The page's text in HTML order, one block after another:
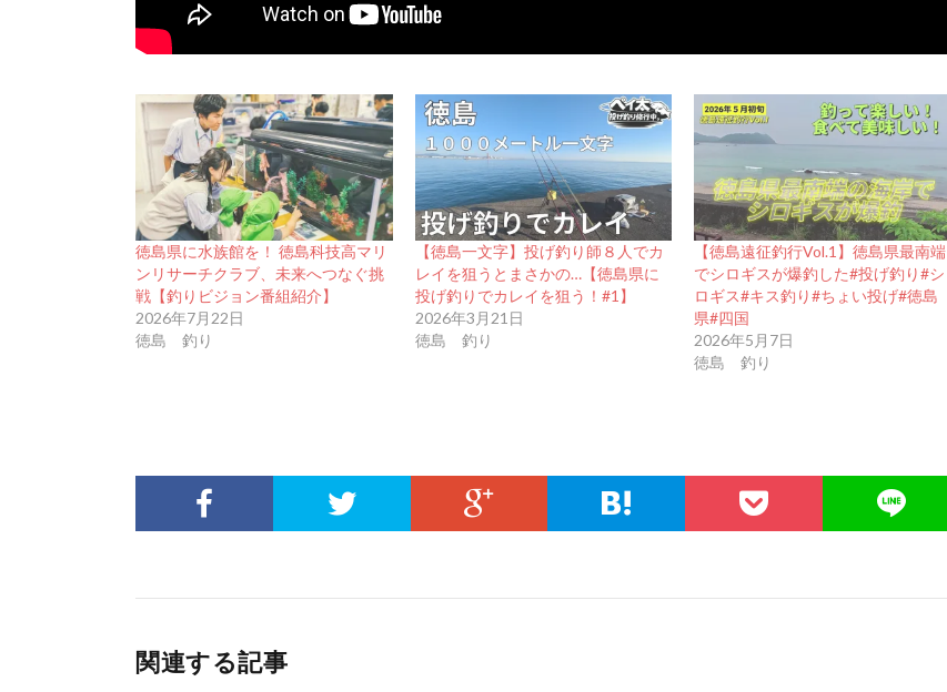
徳島県に水族館を！ 徳島科技高マリ
ンリサーチクラブ、未来へつなぐ挑
戦【釣りビジョン番組紹介】
2026年7月22日
徳島 釣り
【徳島一文字】投げ釣り師８人でカ
レイを狙うとまさかの…【徳島県に
投げ釣りでカレイを狙う！#1】
2026年3月21日
徳島 釣り
【徳島遠征釣行Vol.1】徳島県最南端
でシロギスが爆釣した#投げ釣り#シ
ロギス#キス釣り#ちょい投げ#徳島
県#四国
2026年5月7日
徳島 釣り
関連する記事